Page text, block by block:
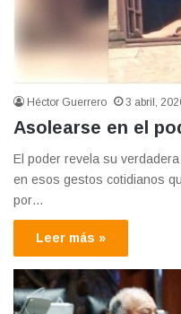
Héctor Guerrero 3 abril,
Asolearse en el
El poder revela su
en esos gestos cotidianos
por…
Leer más »